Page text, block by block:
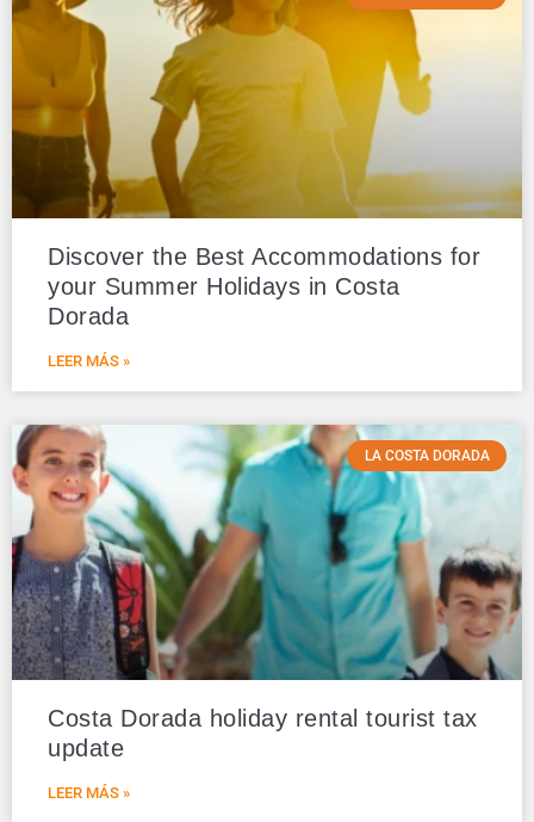
Discover the Best Accommodations for
your Summer Holidays in Costa
Dorada
LEER MÁS »
LA COSTA DORADA
Costa Dorada holiday rental tourist tax
update
LEER MÁS »